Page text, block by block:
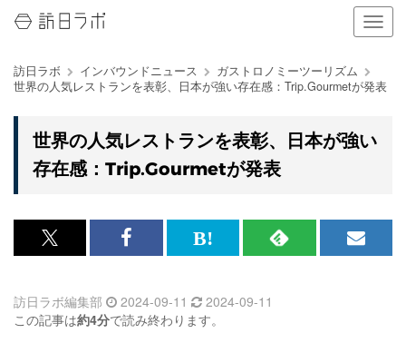
ナ
ビ
ー
シ
ン
の
切
替
訪日ラボ インバウンドニュース
ガストロノミーツーリズム
世界の人気レストランを表彰、日本が強い存在感：Trip.Gourmetが発表
世界の人気レストランを表彰、日本が強い
存在感：Trip.Gourmetが発表
x<br>
記
事
Facebook<br>
記
事
は
な
ブ
RSS
メ
訪日ラボ編集部 2024-09-11
2024-09-11
この記事は約4分で読み終わります。